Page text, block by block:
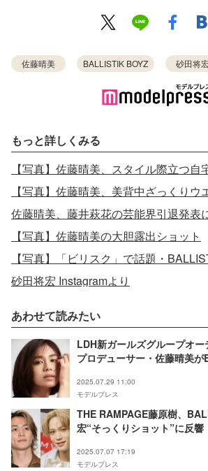
佐藤晴美 BALLISTIK BOYZ 砂田将
もっと詳しくみる
【写真】佐藤晴美、スタイル際立つ
【写真】佐藤晴美、美背中ざっくり
佐藤晴美、藤井萩花の芸能界引退発表
【写真】佐藤晴美の大胆露出ショット
砂田将宏 Instagramより
あわせて読みたい
LDH新ガールズグループオ
プロデューサー・佐藤晴美
2025.07.29 11:00
モデルプレス
THE RAMPAGE藤原樹、
宏“そっくりショット”に反響
2025.07.07 17:19
モデルプレス